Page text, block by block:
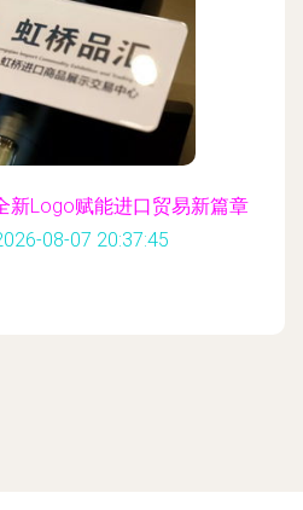
新Logo赋能进口贸易新篇章
08-07 20:37:45